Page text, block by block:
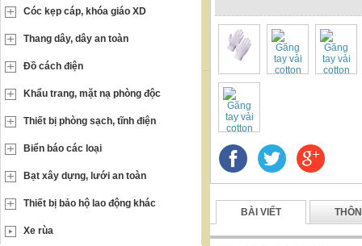
BÀI VIẾT
Cóc kẹp cáp, khóa giáo XD
Thang dây, dây an toàn
Đồ cách điện
Khẩu trang, mặt nạ phòng độc
Thiết bị phòng sạch, tĩnh điện
Biển báo các loại
Bạt xây dựng, lưới an toàn
Thiết bị bảo hộ lao động khác
Xe rùa